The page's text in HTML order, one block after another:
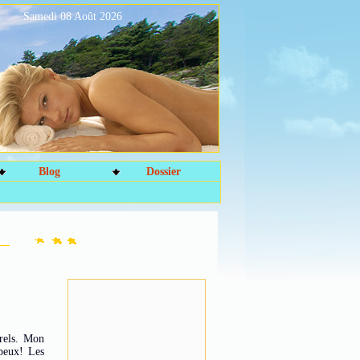
Samedi 08 Août 2026
Blog
Dossier
Mon
Les